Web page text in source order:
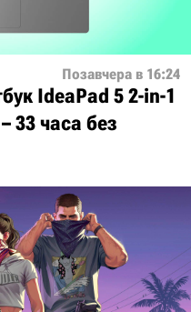
Позавчера в 16:24
IdeaPad 5 2-in-1
33 часа без